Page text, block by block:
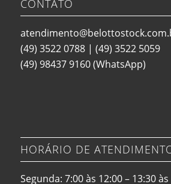
CONTATO
(49) 3522 0788| (49) 3522 5059
(49) 98437 9160(WhatsApp)
HORÁRIO DE
Segunda: 7:00 às 12:00 – 13:30